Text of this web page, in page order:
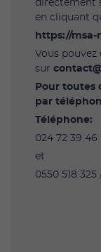
directement
en cliquant
https://msa-
Vous pouvez
sur
Pour toutes
par
Téléphone:
024 72 39 46
et
0550 518 325